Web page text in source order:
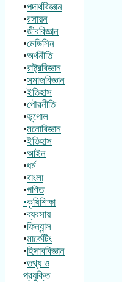
•পদার্থবিজ্ঞান
•রসায়ন
•জীববিজ্ঞান
•মেডিসিন
•অর্থনীতি
•রাষ্ট্রবিজ্ঞান
•সমাজবিজ্ঞান
•ইতিহাস
•পৌরনীতি
•ভূগোল
•মনোবিজ্ঞান
•ইতিহাস
•আইন
•ধর্ম
•বাংলা
•গণিত
•কৃষিশিক্ষা
•ব্যবসায়
•ফিন্যান্স
•মার্কেটিং
•হিসাববিজ্ঞান
•তথ্য ও
প্রযুক্তি